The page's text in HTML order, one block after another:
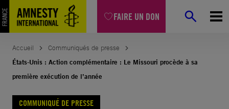
FAIRE UN DON
Aller
au
contenu
Accueil
Communiqués de presse
États-Unis : Action complémentaire : Le Missouri procède à sa
première exécution de l’année
COMMUNIQUÉ DE PRESSE